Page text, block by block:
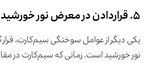
۵. قراردادن در معرض نور خورشید
یکی دیگر از عوامل سوختگی سیم‌کارت،
نور خورشید است. زمانی که سیم‌کارت در